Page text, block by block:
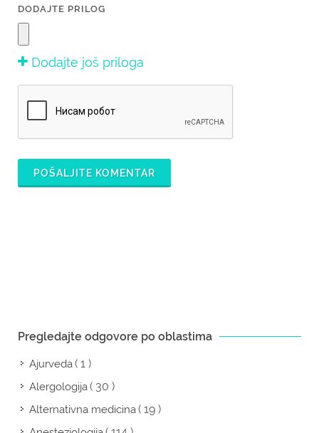
DODAJTE PRILOG
Dodajte još priloga
POŠALJITE KOMENTAR
Pregledajte odgovore po oblastima
Ajurveda( 1 )
Alergologija( 30 )
Alternativna medicina( 19 )